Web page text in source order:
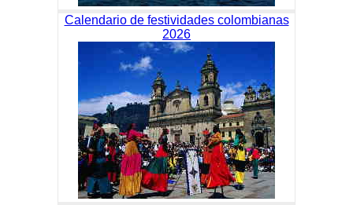
Calendario de festividades colombianas
2026